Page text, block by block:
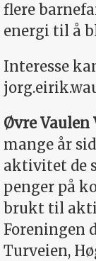
flere
energi til å
Interesse
Øvre Vaulen
mange år
aktivitet de
penger på
brukt til
Foreningen
Turveien,